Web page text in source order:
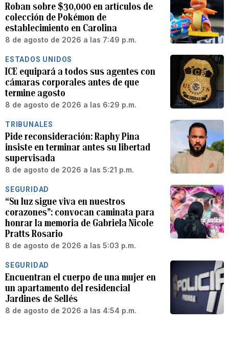
Roban sobre $30,000 en artículos de
colección de Pokémon de
establecimiento en Carolina
8 de agosto de 2026 a las 7:49 p.m.
ESTADOS UNIDOS
ICE equipará a todos sus agentes con
cámaras corporales antes de que
termine agosto
8 de agosto de 2026 a las 6:29 p.m.
TRIBUNALES
Pide reconsideración: Raphy Pina
insiste en terminar antes su libertad
supervisada
8 de agosto de 2026 a las 5:21 p.m.
SEGURIDAD
“Su luz sigue viva en nuestros
corazones”: convocan caminata para
honrar la memoria de Gabriela Nicole
Pratts Rosario
8 de agosto de 2026 a las 5:03 p.m.
SEGURIDAD
Encuentran el cuerpo de una mujer en
un apartamento del residencial
Jardines de Sellés
8 de agosto de 2026 a las 4:54 p.m.